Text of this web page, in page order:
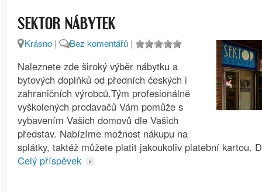
SEKTOR NÁBYTEK
Krásno | Bez komentářů |
Naleznete zde široký výběr nábytku a
bytových doplňků od předních českých i
zahraničních výrobců.Tým profesionálně
vyškolených prodavačů Vám pomůže s
vybavením Vašich domovů dle Vašich
představ. Nabízíme možnost nákupu na
splátky, taktéž můžete platit jakoukoliv platební kartou.
Celý příspěvek